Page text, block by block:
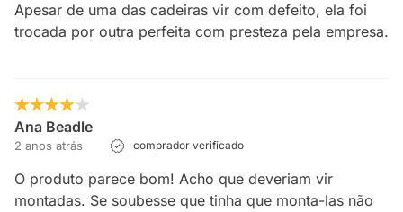
Apesar de uma das cadeiras vir com defeito, ela foi
trocada por outra perfeita com presteza pela empresa.
Ana Beadle
2 anos atrás comprador verificado
O produto parece bom! Acho que deveriam vir
montadas. Se soubesse que tinha que monta-las não